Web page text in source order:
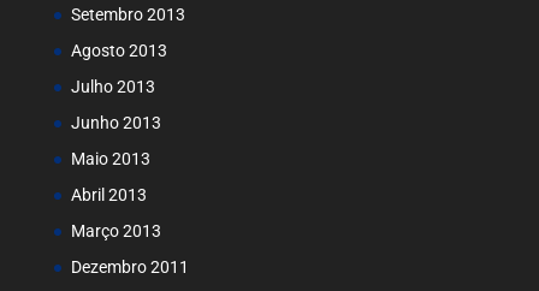
Setembro 2013
Agosto 2013
Julho 2013
Junho 2013
Maio 2013
Abril 2013
Março 2013
Dezembro 2011